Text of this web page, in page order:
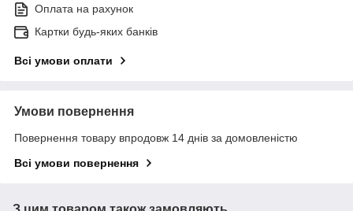
Оплата на рахунок
Картки будь-яких банків
Всі умови оплати
Умови повернення
Повернення товару впродовж 14 днів за домовленістю
Всі умови повернення